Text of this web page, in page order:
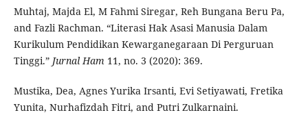
Muhtaj, Majda El, M Fahmi Siregar, Reh Bungana Beru Pa,
and Fazli Rachman. “Literasi Hak Asasi Manusia Dalam
Kurikulum Pendidikan Kewarganegaraan Di Perguruan
Tinggi.” Jurnal Ham 11, no. 3 (2020): 369.
Mustika, Dea, Agnes Yurika Irsanti, Evi Setiyawati, Fretika
Yunita, Nurhafizdah Fitri, and Putri Zulkarnaini.